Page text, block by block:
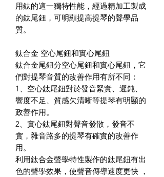
用鈦的這一獨特性能，經過精加工製成
的鈦尾鈕，可明顯提高提琴的聲學品
質。
鈦合金 空心尾鈕和實心尾鈕
鈦合金尾鈕分空心尾鈕和實心尾鈕，它
們對提琴音質的改善作用有所不同：
1、空心鈦尾鈕對於發音緊實、遲鈍、
響度不足、質感欠清晰等提琴有明顯的
政善作用。
2、實心鈦尾鈕對聲音發散，發音不
實，雜音路多的提琴有確實的改善作
用。
利用鈦合金聲學特性製作的鈦尾鈕有出
色的聲學效果，使聲音傳導速度更快 ，